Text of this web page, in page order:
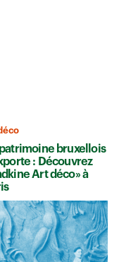
bruxellois
: Découvrez
Art déco» à